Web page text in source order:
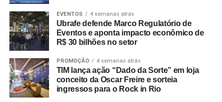
EVENTOS 4 semanas atrás
Ubrafe defende Marco Regulatório de
Eventos e aponta impacto econômico de
R$ 30 bilhões no setor
PROMOÇÃO 4 semanas atrás
TIM lança ação “Dado da Sorte” em loja
conceito da Oscar Freire e sorteia
ingressos para o Rock in Rio
WhatsAppFacebook
TwitterLinkedInPinterest